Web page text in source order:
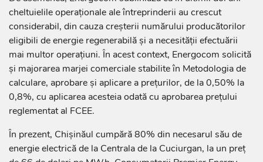
cheltuielile operaționale ale întreprinderii au crescut
considerabil, din cauza creșterii numărului producătorilor
eligibili de energie regenerabilă și a necesității efectuării
mai multor operațiuni. În acest context, Energocom solicită
și majorarea marjei comerciale stabilite în Metodologia de
calculare, aprobare și aplicare a prețurilor, de la 0,50% la
0,8%, cu aplicarea acesteia odată cu aprobarea prețului
reglementat al FCEE.
În prezent, Chișinăul cumpără 80% din necesarul său de
energie electrică de la Centrala de la Cuciurgan, la un preț